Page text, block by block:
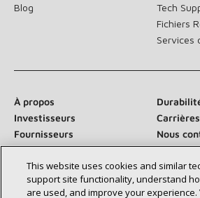
Blog
Tech
Fichiers
Services
À propos
Investisseurs
Carrières
Fournisseurs
Nous
Salle de presse
This website uses cookies and similar
support site functionality, understand
are used, and improve your experience.